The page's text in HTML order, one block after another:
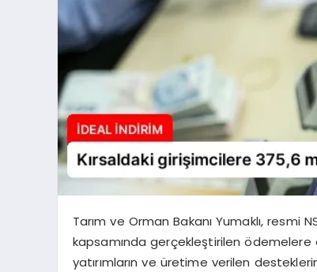
Tarım ve Orman Bakanı Yumaklı, resmi
kapsamında gerçekleştirilen ödemelere
yatırımların ve üretime verilen